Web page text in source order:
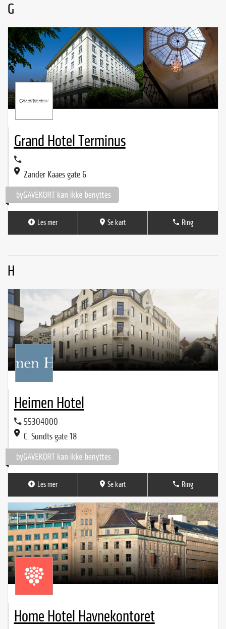
G
Grand Hotel Terminus
Zander Kaaes gate 6
Les mer Se kart Ring
H
Heimen Hotel
55304000
C. Sundts gate 18
Les mer Se kart Ring
Home Hotel Havnekontoret